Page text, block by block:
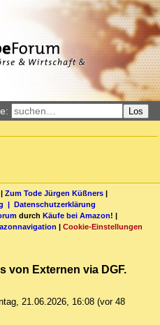
Los
Zum Tode Jürgen Küßners |
| Datenschutzerklärung
durch Käufe bei Amazon! |
| Cookie-Einstellungen
von Externen via DGF.
21.06.2026, 16:08 (vor 48